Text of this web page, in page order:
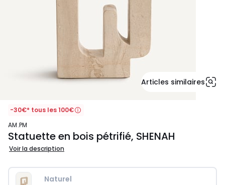
Articles similaires
-30€* tous les 100€
AM.PM
Statuette en bois pétrifié, SHENAH
Voir la description
Naturel